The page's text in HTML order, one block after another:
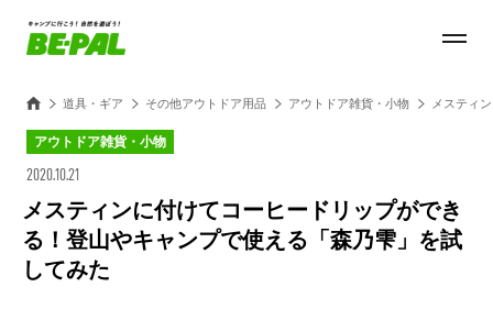
道具・ギア その他アウトドア用品 アウトドア雑貨・小物 メスティ
アウトドア雑貨・小物
2020.10.21
メスティンに付けてコーヒードリップができ
る！登山やキャンプで使える「森乃雫」を試
してみた